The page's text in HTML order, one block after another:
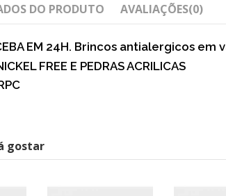
DO PRODUTO AVALIAÇÕES(0)
EM 24H. Brincos antialergicos
FREE E PEDRAS ACRILICAS
gostar